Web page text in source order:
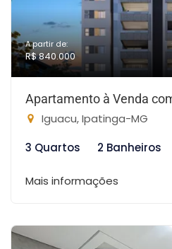
A partir de:
R$ 840.000
Apartamento à Venda
Iguacu, Ipatinga-MG
3 Quartos
2 Banheiros
Mais informações